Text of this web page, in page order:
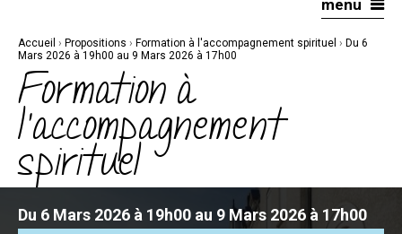
navigation
menu
Accueil › Propositions › Formation à l'accompagnement spirituel › Du 6
Mars 2026 à 19h00 au 9 Mars 2026 à 17h00
Formation à
l'accompagnement
spirituel
Du 6 Mars 2026 à 19h00 au 9 Mars 2026 à 17h00